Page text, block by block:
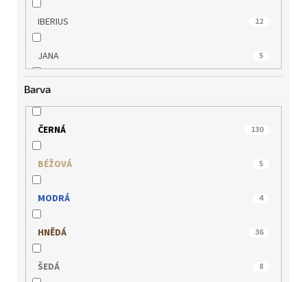
IBERIUS 12
JANA 5
MARCO TOZZI
PICCADILLY 3
QUO VADIS 7
REGARDE LE CIEL 6
REMONTE 5
RIEKER 24
Barva
ČERNÁ 130
BÉŽOVÁ 5
MODRÁ 4
HNĚDÁ 36
ŠEDÁ 8